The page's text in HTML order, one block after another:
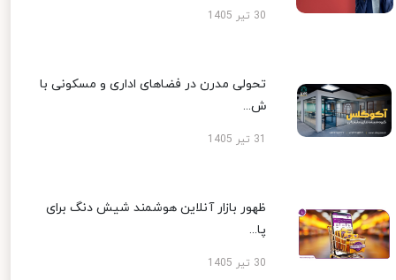
30 تیر 1405
تحولی مدرن در فضاهای اداری و مسکونی با
ش...
ظهور بازار آنلاین هوشمند شیش دنگ برای
پا...
30 تیر 1405